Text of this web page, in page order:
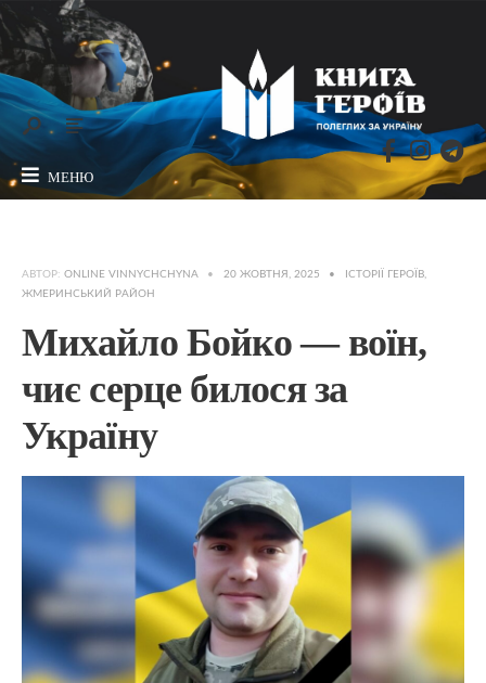
МЕНЮ
АВТОР: ONLINE VINNYCHCHYNA • 20 ЖОВТНЯ, 2025 • ІСТОРІЇ ГЕРОЇВ,
ЖМЕРИНСЬКИЙ РАЙОН
Михайло Бойко — воїн,
чиє серце билося за
Україну